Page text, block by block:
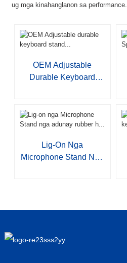
ug mga kinahanglanon sa performance.
OEM Adjustable
Durable Keyboard
Lig-On Nga
Microphone Stand Nga